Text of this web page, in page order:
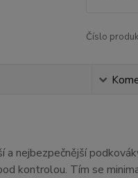
Číslo
a nejbezpečnější
kontrolou. Tím se